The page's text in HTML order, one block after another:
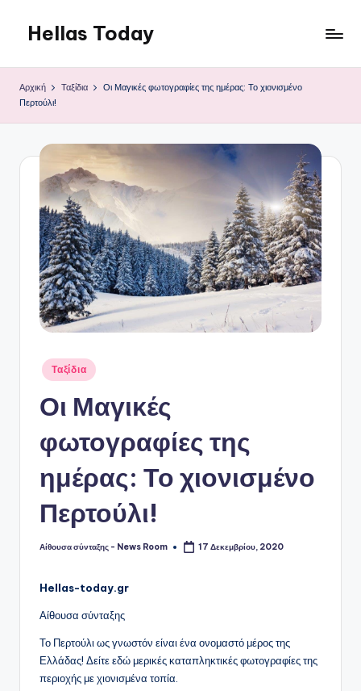
Μετάβαση
περιεχόμενο
Hellas Today
Αρχική Ταξίδια
Οι Μαγικές φωτογραφίες της ημέρας: Το χιονισμένο
Περτούλι!
Αναρτήθηκε
σε
Ταξίδια
Οι Μαγικές
φωτογραφίες της
ημέρας: Το χιονισμένο
Περτούλι!
Συγγραφέας:
Αίθουσα σύνταξης - News Room 17 Δεκεμβρίου, 2020
Hellas-today.gr
Αίθουσα σύνταξης
Το Περτούλι ως γνωστόν είναι ένα ονομαστό μέρος της
Ελλάδας! Δείτε εδώ μερικές καταπληκτικές φωτογραφίες της
περιοχής με χιονισμένα τοπία.